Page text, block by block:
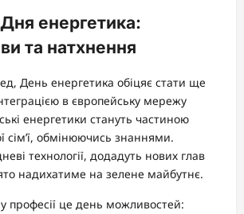
енергетика:
та натхнення
День енергетика обіцяє стати ще
в європейську мережу
енергетики стануть частиною
сім’ї, обмінюючись знаннями.
технології, додадуть нових глав
надихатиме на зелене майбутнє.
у професії це день можливостей: